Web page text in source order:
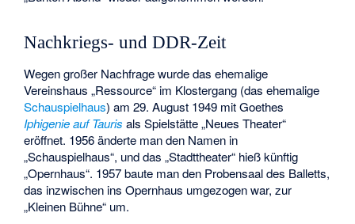
Nachkriegs- und DDR-Zeit
Wegen großer Nachfrage wurde das ehemalige
Vereinshaus „Ressource“ im Klostergang (das ehemalige
Schauspielhaus) am 29. August 1949 mit Goethes
Iphigenie auf Tauris als Spielstätte „Neues Theater“
eröffnet. 1956 änderte man den Namen in
„Schauspielhaus“, und das „Stadttheater“ hieß künftig
„Opernhaus“. 1957 baute man den Probensaal des Balletts,
das inzwischen ins Opernhaus umgezogen war, zur
„Kleinen Bühne“ um.